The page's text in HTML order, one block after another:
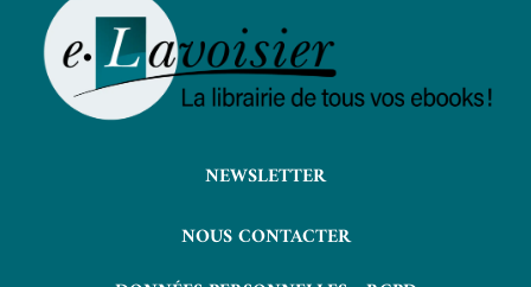
NEWSLETTER
NOUS CONTACTER